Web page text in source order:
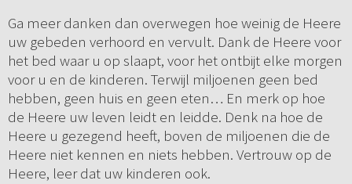
Ga meer danken dan overwegen hoe weinig de Heere
uw gebeden verhoord en vervult. Dank de Heere voor
het bed waar u op slaapt, voor het ontbijt elke morgen
voor u en de kinderen. Terwijl miljoenen geen bed
hebben, geen huis en geen eten… En merk op hoe
de Heere uw leven leidt en leidde. Denk na hoe de
Heere u gezegend heeft, boven de miljoenen die de
Heere niet kennen en niets hebben. Vertrouw op de
Heere, leer dat uw kinderen ook.